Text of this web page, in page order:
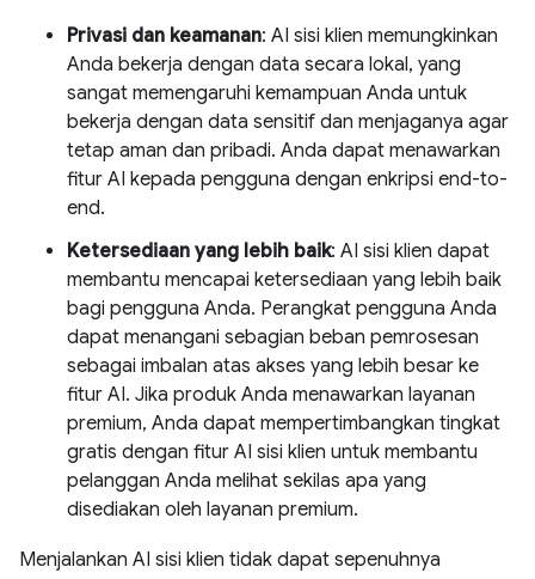
Privasi dan keamanan: AI sisi klien memungkinkan
Anda bekerja dengan data secara lokal, yang
sangat memengaruhi kemampuan Anda untuk
bekerja dengan data sensitif dan menjaganya agar
tetap aman dan pribadi. Anda dapat menawarkan
fitur AI kepada pengguna dengan enkripsi end-to-
end.
Ketersediaan yang lebih baik: AI sisi klien dapat
membantu mencapai ketersediaan yang lebih baik
bagi pengguna Anda. Perangkat pengguna Anda
dapat menangani sebagian beban pemrosesan
sebagai imbalan atas akses yang lebih besar ke
fitur AI. Jika produk Anda menawarkan layanan
premium, Anda dapat mempertimbangkan tingkat
gratis dengan fitur AI sisi klien untuk membantu
pelanggan Anda melihat sekilas apa yang
disediakan oleh layanan premium.
Menjalankan AI sisi klien tidak dapat sepenuhnya